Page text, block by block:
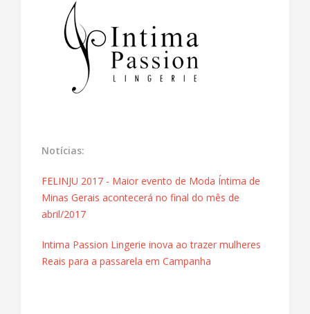
Notícias:
FELINJU 2017 - Maior evento de Moda Íntima de
Minas Gerais acontecerá no final do mês de
abril/2017
Intima Passion Lingerie inova ao trazer mulheres
Reais para a passarela em Campanha